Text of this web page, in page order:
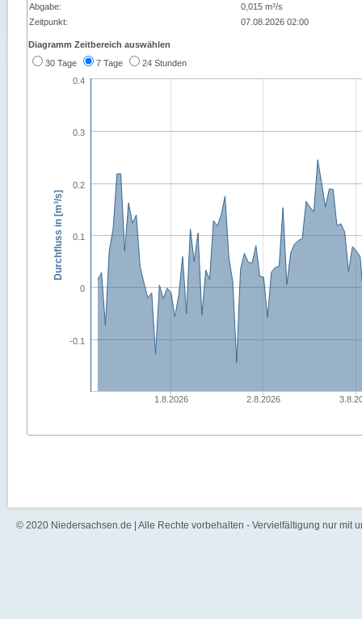
Abgabe:
0,015 m³/s
Zeitpunkt:
07.08.2026 02:00
Diagramm Zeitbereich auswählen
30 Tage
7 Tage 24 Stunden
Durchfluss in [m³/s]
1.8.2026 2.8.2026
-0.1
0
0.1
0.2
0.3
0.4
© 2020 Niedersachsen.de | Alle Rechte vorbehalten - Vervielfältigung nur mit